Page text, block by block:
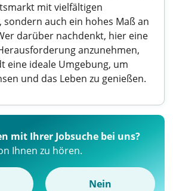
mit vielfältigen
sondern auch ein hohes Maß an
darüber nachdenkt, hier eine
anzunehmen,
eine ideale Umgebung, um
und das Leben zu genießen.
mit Ihrer Jobsuche bei uns?
Ihnen zu hören.
Nein